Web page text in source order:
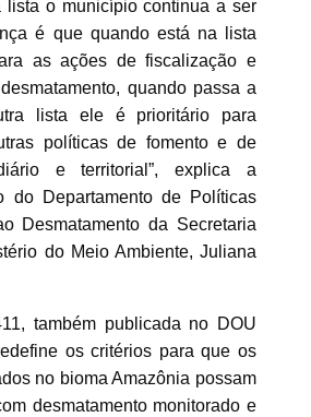
lista o município continua a ser
é que quando está na lista
as ações de fiscalização e
quando passa a
lista ele é prioritário para
políticas de fomento e de
e territorial”, explica a
do Departamento de Políticas
Desmatamento da Secretaria
do Meio Ambiente, Juliana
também publicada no DOU
os critérios para que os
no bioma Amazônia possam
desmatamento monitorado e